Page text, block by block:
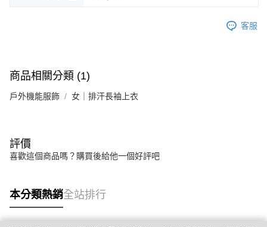
客服
商品相關分類 (1)
戶外機能服飾 女｜排汗長袖上衣
評價
喜歡這個商品嗎？購買後給他一個好評吧
本分類熱銷全站排行